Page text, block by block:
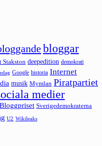
bloggar
Stakston deepedition demokrati
Google historia Internet
musik Mymlan Piratpartiet
medier
Sverigedemokraterna
U2 Wikileaks